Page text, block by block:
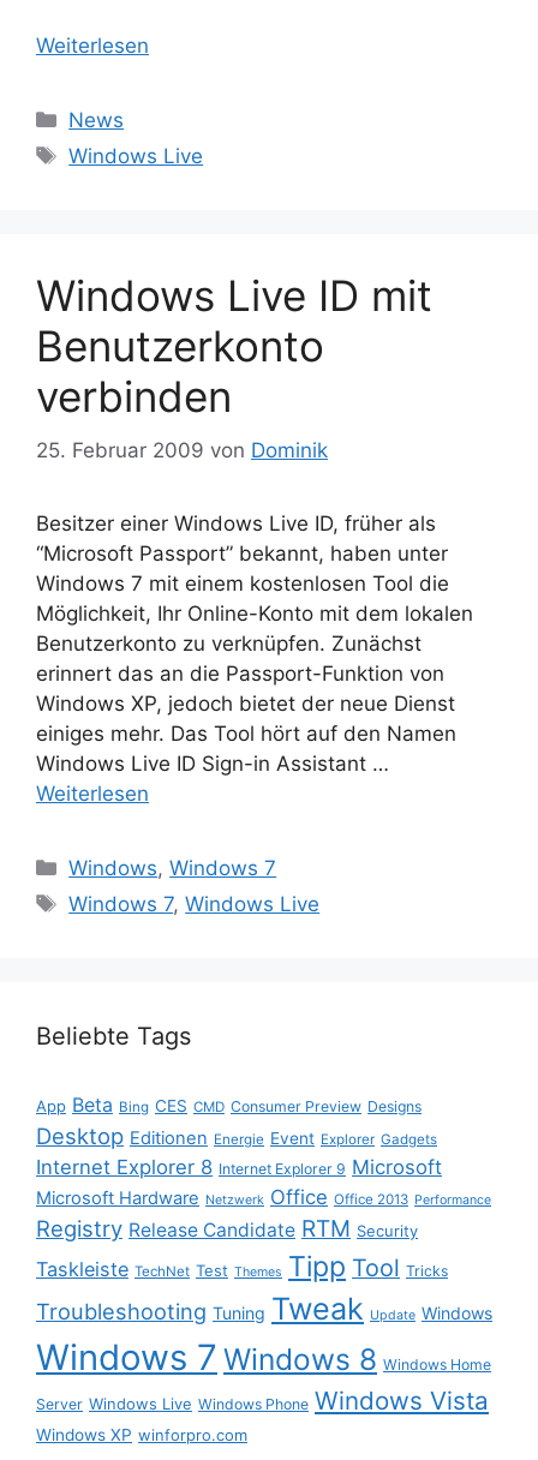
Weiterlesen
Kategorien
News
Schlagwörter
Windows Live
Windows Live ID mit
Benutzerkonto
verbinden
25. Februar 2009 von Dominik
Besitzer einer Windows Live ID, früher als
“Microsoft Passport” bekannt, haben unter
Windows 7 mit einem kostenlosen Tool die
Möglichkeit, Ihr Online-Konto mit dem lokalen
Benutzerkonto zu verknüpfen. Zunächst
erinnert das an die Passport-Funktion von
Windows XP, jedoch bietet der neue Dienst
einiges mehr. Das Tool hört auf den Namen
Windows Live ID Sign-in Assistant …
Weiterlesen
Kategorien
Windows,Windows 7
Schlagwörter
Windows 7,Windows Live
Beliebte Tags
App Beta Bing CES CMD Consumer Preview Designs
Desktop Editionen Energie Event Explorer Gadgets
Internet Explorer 8 Internet Explorer 9 Microsoft
Microsoft Hardware Netzwerk Office Office 2013 Performance
Registry Release Candidate RTM Security
Taskleiste TechNet Test Themes Tipp Tool Tricks
Troubleshooting Tuning Tweak Update Windows
Windows 7 Windows 8 Windows Home
Server Windows Live Windows Phone Windows Vista
Windows XP winforpro.com